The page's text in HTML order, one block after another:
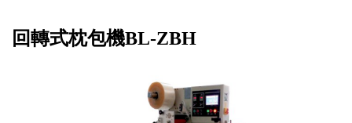
回轉式枕包機BL-ZBH